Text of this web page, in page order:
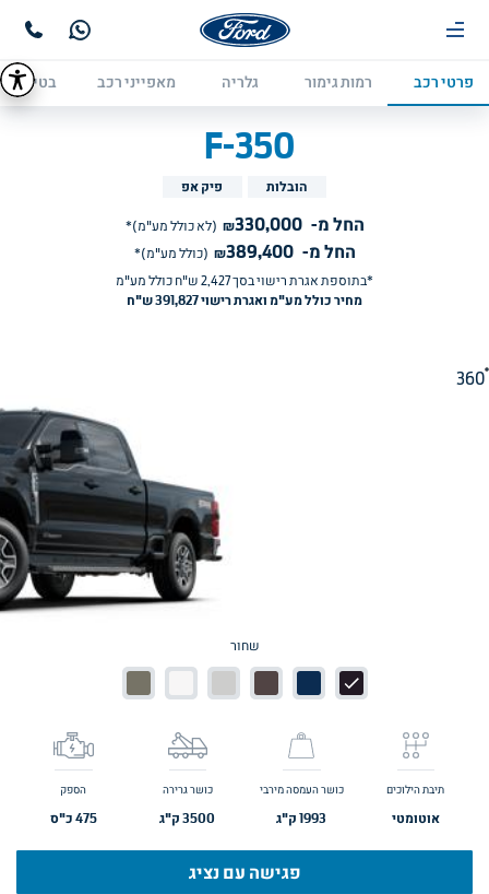
פרטי רכב רמות גימור גלריה מאפייני רכב בטיחות
F-350
הובלות פיק אפ
החל מ- 330,000
₪ (לא כולל מע"מ)*
החל מ- 389,400
₪ (כולל מע"מ)*
*בתוספת אגרת רישוי בסך 2,427 ש"ח כולל מע"מ
מחיר כולל מע"מ ואגרת רישוי 391,827 ש"ח
שחור
תיבת הילוכים
אוטומטי
כושר העמסה מירבי
1993ק"ג
כושר גרירה
3500ק"ג
הספק
475כ"ס
פגישה עם נציג